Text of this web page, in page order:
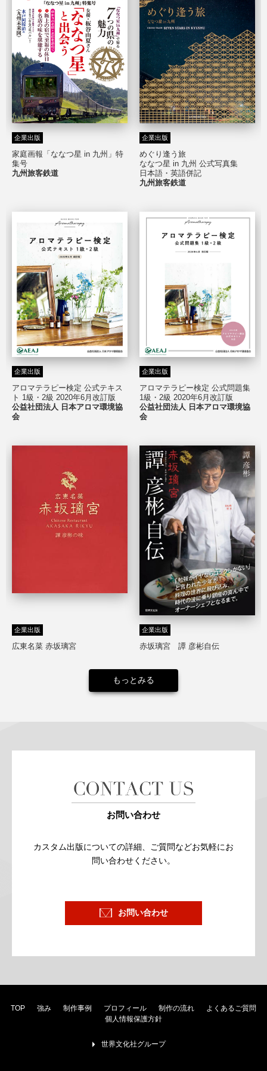
企業出版
家庭画報「ななつ星 in 九州」特
集号
九州旅客鉄道
企業出版
めぐり逢う旅
ななつ星 in 九州 公式写真集
日本語・英語併記
九州旅客鉄道
企業出版
アロマテラピー検定 公式テキス
ト 1級・2級 2020年6月改訂版
公益社団法人 日本アロマ環境協
会
企業出版
アロマテラピー検定 公式問題集
1級・2級 2020年6月改訂版
公益社団法人 日本アロマ環境協
会
企業出版
広東名菜 赤坂璃宮
企業出版
赤坂璃宮 譚 彦彬自伝
もっとみる
お問い合わせ
カスタム出版についての詳細、ご質問などお気軽にお
問い合わせください。
お問い合わせ
TOP 強み 制作事例 プロフィール 制作の流れ
よくあるご質問
個人情報保護方針
世界文化社グループ